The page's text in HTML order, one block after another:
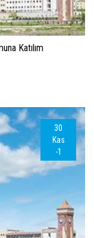
Katılım
30
Kas
-1